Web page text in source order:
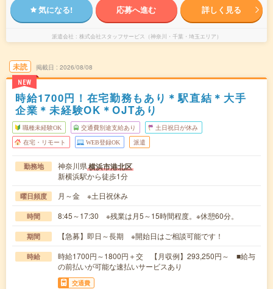
気になる! 応募へ進む 詳しく見る
派遣会社 株式会社スタッフサービス（神奈川・千葉・埼玉エリア）
未読
NEW
掲載日 2026/08/08
時給1700円！在宅勤務もあり＊駅直結＊大手
企業＊未経験OK＊OJTあり
職種未経験OK 交通費別途支給あり 土日祝日が休み
在宅・リモート WEB登録OK 派遣
勤務地 神奈川県横浜市港北区
新横浜駅から徒歩1分
曜日頻度 月～金 ※土日祝休み
時間 8:45～17:30 ※残業は月5～15時間程度。※休憩60分。
期間 【急募】即日～長期 ※開始日はご相談可能です！
時給
時給1700円～1800円＋交 【月収例】293,250円～ ■給与
の前払いが可能な速払いサービスあり
交通費